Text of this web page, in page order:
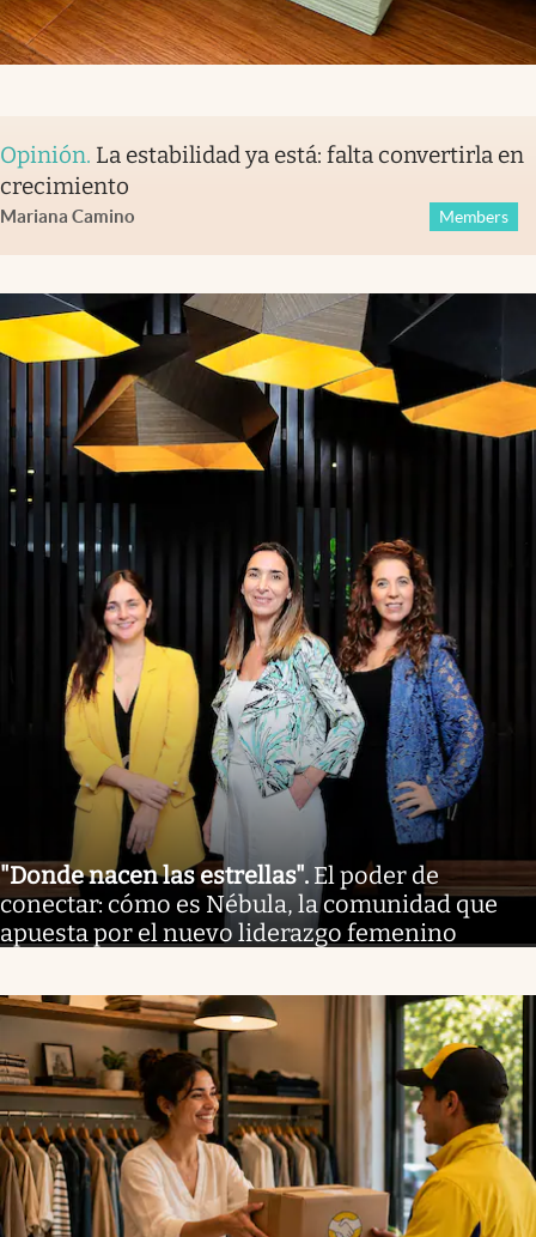
Opinión. La estabilidad ya está: falta convertirla en
crecimiento
Mariana Camino Members
"Donde nacen las estrellas". El poder de
conectar: cómo es Nébula, la comunidad que
apuesta por el nuevo liderazgo femenino